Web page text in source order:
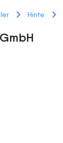
Hinte